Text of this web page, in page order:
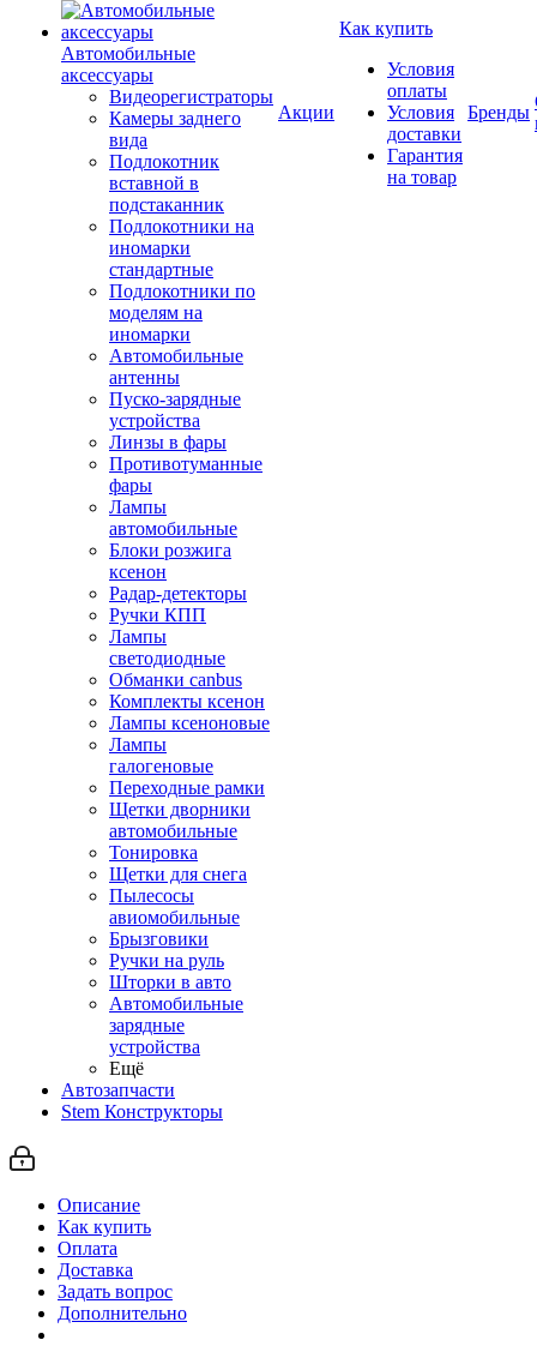
Автомобильные
аксессуары
Видеорегистраторы
Камеры заднего
вида
Подлокотник
вставной в
подстаканник
Подлокотники на
иномарки
стандартные
Подлокотники по
моделям на
иномарки
Автомобильные
антенны
Пуско-зарядные
устройства
Линзы в фары
Противотуманные
фары
Лампы
автомобильные
Блоки розжига
ксенон
Радар-детекторы
Ручки КПП
Лампы
светодиодные
Обманки canbus
Комплекты ксенон
Лампы ксеноновые
Лампы
галогеновые
Переходные рамки
Щетки дворники
автомобильные
Тонировка
Щетки для снега
Пылесосы
авиомобильные
Брызговики
Ручки на руль
Шторки в авто
Автомобильные
зарядные
устройства
Ещё
Автозапчасти
Stem Конструкторы
Акции
Как купить
Условия
оплаты
Условия
доставки
Гарантия
на товар
Бренды
Описание
Как купить
Оплата
Доставка
Задать вопрос
Дополнительно